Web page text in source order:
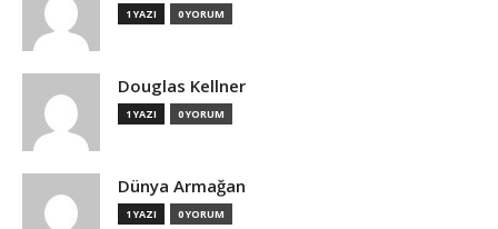
1 YAZI 0 YORUM
Douglas Kellner
1 YAZI 0 YORUM
Dünya Armağan
1 YAZI 0 YORUM